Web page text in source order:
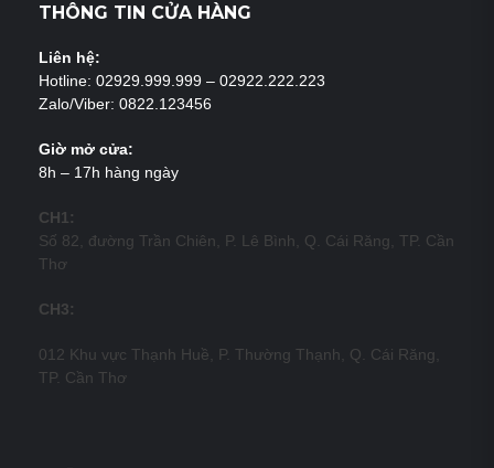
THÔNG TIN CỬA HÀNG
Liên hệ:
Hotline: 02929.999.999 – 02922.222.223
Zalo/Viber: 0822.123456
Giờ mở cửa:
8h – 17h hàng ngày
CH1:
Số 82, đường Trần Chiên, P. Lê Bình, Q. Cái Răng, TP. Cần
Thơ
CH3:
012 Khu vực Thạnh Huề, P. Thường Thạnh, Q. Cái Răng,
TP. Cần Thơ